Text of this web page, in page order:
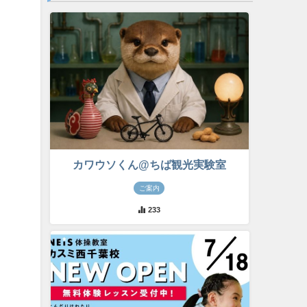
カワウソくん@ちば観光実験室
ご案内
233